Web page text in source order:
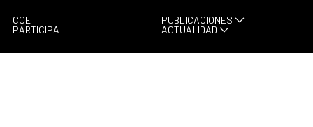
CCE
PARTICIPA
PUBLICACIONES
ACTUALIDAD